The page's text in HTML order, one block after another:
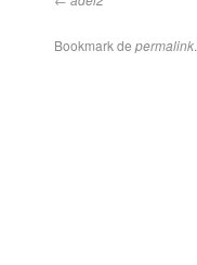
Bookmark de permalink.